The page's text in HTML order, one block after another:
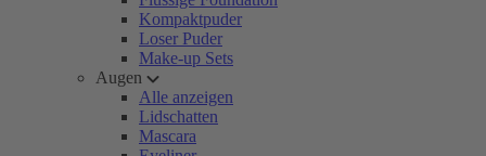
Kompaktpuder
Loser Puder
Make-up Sets
Augen
Alle anzeigen
Lidschatten
Mascara